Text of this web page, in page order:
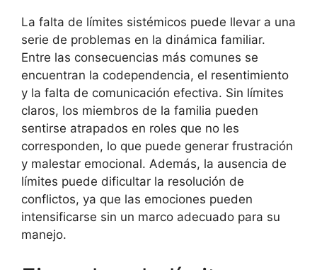
La falta de límites sistémicos puede llevar a una
serie de problemas en la dinámica familiar.
Entre las consecuencias más comunes se
encuentran la codependencia, el resentimiento
y la falta de comunicación efectiva. Sin límites
claros, los miembros de la familia pueden
sentirse atrapados en roles que no les
corresponden, lo que puede generar frustración
y malestar emocional. Además, la ausencia de
límites puede dificultar la resolución de
conflictos, ya que las emociones pueden
intensificarse sin un marco adecuado para su
manejo.